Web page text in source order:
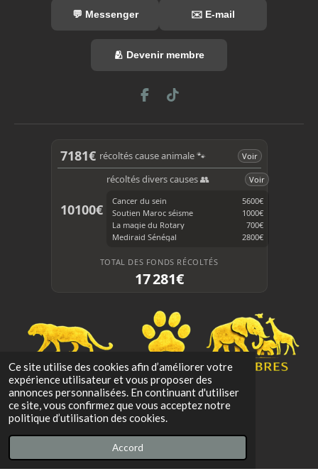
Ce site utilise des cookies afin d’améliorer votre
expérience utilisateur et vous proposer des
annonces personnalisées. En continuant d'utiliser
ce site, vous confirmez que vous acceptez notre
politique d’utilisation des cookies.
Accord
💬 Messenger ✉️ E-mail
🫂 Devenir membre
F
c
b
o
T
k
o
7181€ récoltés cause animale 🐾 Voir
10100€
récoltés divers causes 👥
Voir
Cancer du sein
5600€
Soutien Maroc séisme
1000€
La magie du Rotary
700€
Mediraid Sénégal
2800€
TOTAL DES FONDS RÉCOLTÉS
17 281€